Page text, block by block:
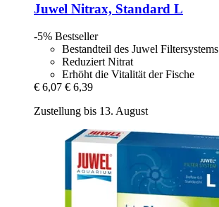
Juwel Nitrax, Standard L
-5% Bestseller
Bestandteil des Juwel Filtersystems
Reduziert Nitrat
Erhöht die Vitalität der Fische
€ 6,07 € 6,39
Zustellung bis 13. August